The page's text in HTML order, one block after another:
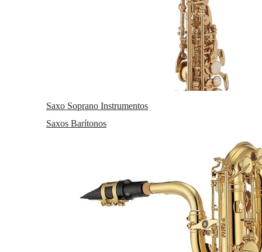
Saxo Soprano Instrumentos
Saxos Barítonos